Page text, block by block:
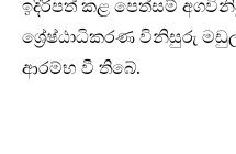
ඉදිරිපත් කළ පෙත්සම්
ශ්‍රේෂ්ඨාධිකරණ විනිසුරු
ආරම්භ වී තිබේ.